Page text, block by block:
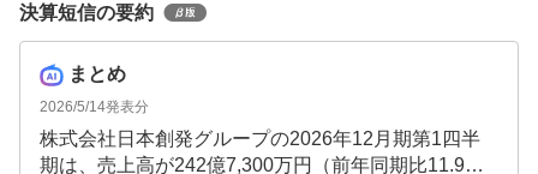
決算短信の要約
まとめ
2026/5/14発表分
株式会社日本創発グループの2026年12月期第1四半
期は、売上高が242億7,300万円（前年同期比11.9％